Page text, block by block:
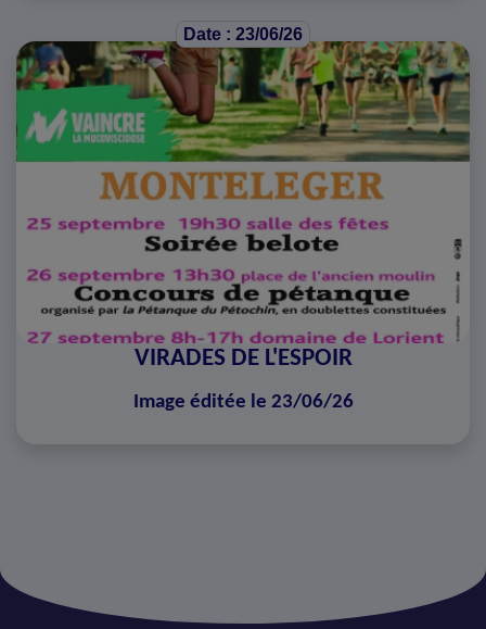
Date : 23/06/26
VIRADES DE L'ESPOIR
Image éditée le 23/06/26